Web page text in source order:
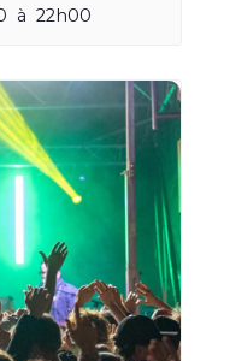
à 22h00